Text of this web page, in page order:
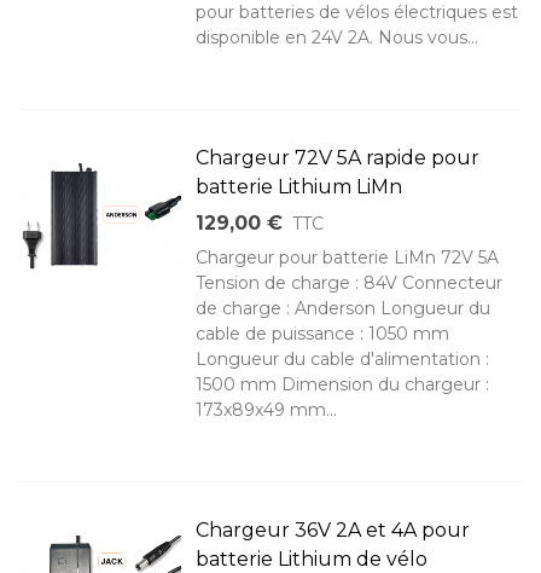
pour batteries de vélos électriques est
disponible en 24V 2A. Nous vous...
Chargeur 72V 5A rapide pour
batterie Lithium LiMn
129,00 € TTC
Chargeur pour batterie LiMn 72V 5A
Tension de charge : 84V Connecteur
de charge : Anderson Longueur du
cable de puissance : 1050 mm
Longueur du cable d'alimentation :
1500 mm Dimension du chargeur :
173x89x49 mm...
Chargeur 36V 2A et 4A pour
batterie Lithium de vélo